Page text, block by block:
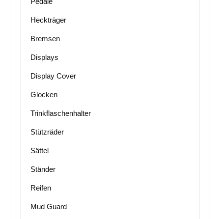
Heckträger
Bremsen
Displays
Display Cover
Glocken
Trinkflaschenhalter
Stützräder
Sättel
Ständer
Reifen
Mud Guard